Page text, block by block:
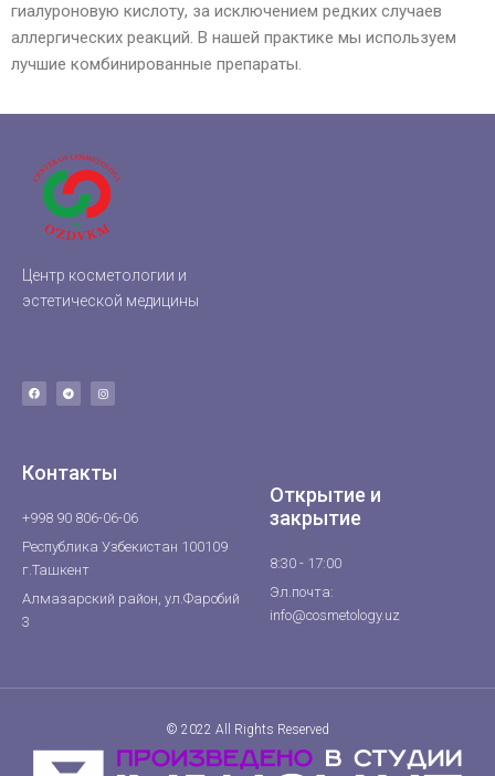
гиалуроновую кислоту, за исключением редких случаев
аллергических реакций. В нашей практике мы используем
лучшие комбинированные препараты.
Центр косметологии и
эстетической медицины
Контакты
+998 90 806-06-06
Республика Узбекистан 100109
г.Ташкент
Алмазарский район, ул.Фаробий
3
Открытие и
закрытие
8:30 - 17:00
Эл.почта:
info@cosmetology.uz
© 2022 All Rights Reserved